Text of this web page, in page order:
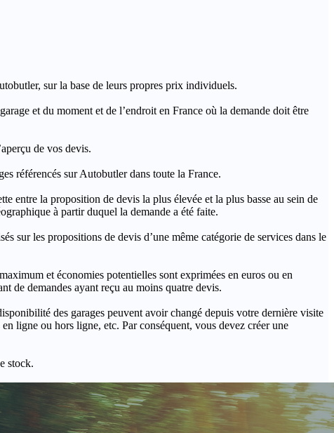
sur la base de leurs propres prix individuels.
et du moment et de l’endroit en France où la demande doit être
de vos devis.
référencés sur Autobutler dans toute la France.
la proposition de devis la plus élevée et la plus basse au sein de
à partir duquel la demande a été faite.
les propositions de devis d’une même catégorie de services dans le
et économies potentielles sont exprimées en euros ou en
de demandes ayant reçu au moins quatre devis.
des garages peuvent avoir changé depuis votre dernière visite
ligne ou hors ligne, etc. Par conséquent, vous devez créer une
stock.